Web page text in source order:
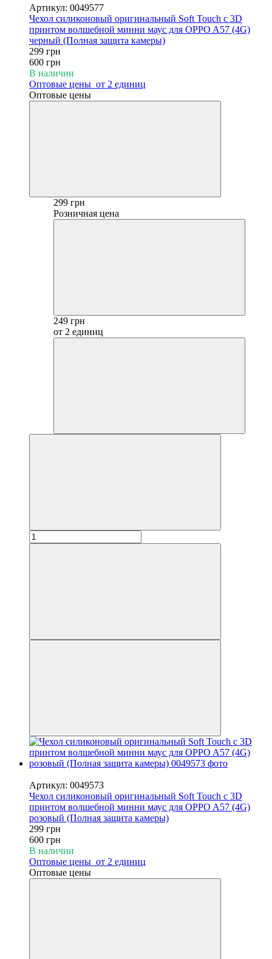
Артикул: 0049577
Чехол силиконовый оригинальный Soft Touch с 3D
принтом волшебной минни маус для OPPO A57 (4G)
черный (Полная защита камеры)
299 грн
600 грн
В наличии
Оптовые цены от 2 единиц
Оптовые цены
299 грн
Розничная цена
249 грн
от 2 единиц
Артикул: 0049573
Чехол силиконовый оригинальный Soft Touch с 3D
принтом волшебной минни маус для OPPO A57 (4G)
розовый (Полная защита камеры)
299 грн
600 грн
В наличии
Оптовые цены от 2 единиц
Оптовые цены